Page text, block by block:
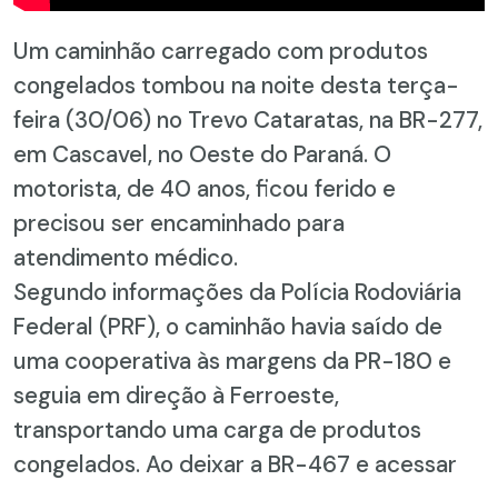
Um caminhão carregado com produtos
congelados tombou na noite desta terça-
feira (30/06) no Trevo Cataratas, na BR-277,
em Cascavel, no Oeste do Paraná. O
motorista, de 40 anos, ficou ferido e
precisou ser encaminhado para
atendimento médico.
Segundo informações da Polícia Rodoviária
Federal (PRF), o caminhão havia saído de
uma cooperativa às margens da PR-180 e
seguia em direção à Ferroeste,
transportando uma carga de produtos
congelados. Ao deixar a BR-467 e acessar